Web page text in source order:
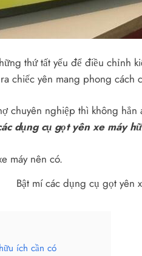
thứ tất yếu để điều chỉnh
chiếc yên mang phong cách
chuyên nghiệp thì không
dụng cụ gọt yên xe máy
Bật mí các dụng cụ gọt yên
ích cần có